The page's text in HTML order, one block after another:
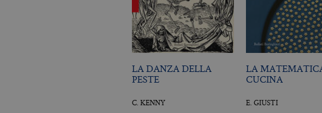
LA DANZA DELLA
PESTE
C. KENNY
LA
CUCINA
E. GIUSTI